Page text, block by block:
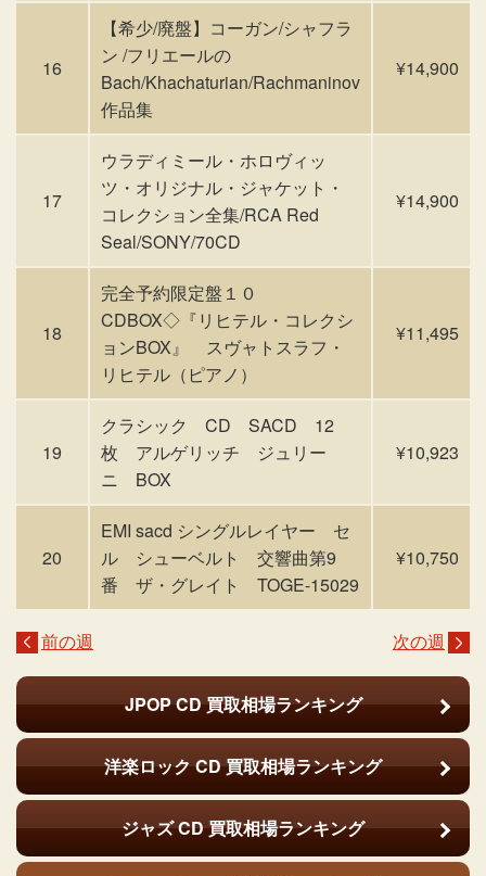
16
【希少/廃盤】コーガン/シャフラ
ン /フリエールの
Bach/Khachaturian/Rachmaninov
作品集
¥14,900
17
ウラディミール・ホロヴィッ
ツ・オリジナル・ジャケット・
コレクション全集/RCA Red
Seal/SONY/70CD
¥14,900
18
完全予約限定盤１０
CDBOX◇『リヒテル・コレクシ
ョンBOX』 スヴャトスラフ・
リヒテル（ピアノ）
¥11,495
19
クラシック CD SACD 12
枚 アルゲリッチ ジュリー
ニ BOX
¥10,923
20
EMI sacd シングルレイヤー セ
ル シューベルト 交響曲第9
番 ザ・グレイト TOGE-15029
¥10,750
前の週 次の週
JPOP CD買取相場ランキング
洋楽ロック CD買取相場ランキング
ジャズ CD買取相場ランキング